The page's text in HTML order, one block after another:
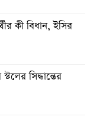
কী বিধান, ইসির
সিদ্ধান্তের